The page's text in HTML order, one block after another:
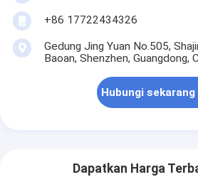
+86 17722434326
Gedung Jing Yuan No.505,
Baoan, Shenzhen, Guangdong,
Hubungi sekarang
Dapatkan Harga